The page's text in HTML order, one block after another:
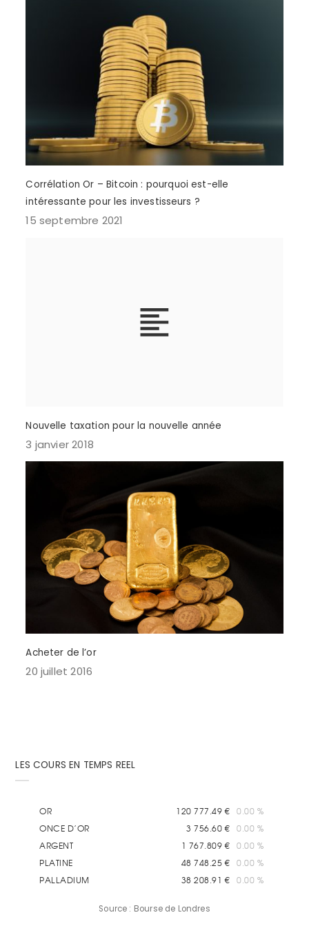
Corrélation Or – Bitcoin : pourquoi est-elle
intéressante pour les investisseurs ?
15 septembre 2021
Nouvelle taxation pour la nouvelle année
3 janvier 2018
Acheter de l’or
20 juillet 2016
LES COURS EN TEMPS REEL
Source : Bourse de Londres